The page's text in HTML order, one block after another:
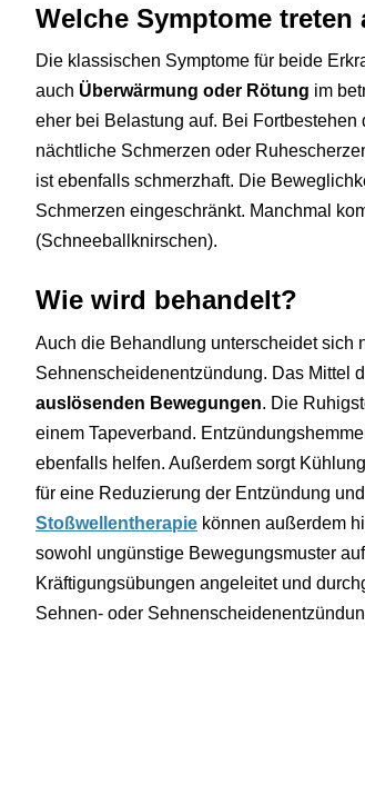
Welche Symptome treten
Die klassischen Symptome für beide
auch Überwärmung oder Rötung im
eher bei Belastung auf. Bei
nächtliche Schmerzen oder
ist ebenfalls schmerzhaft. Die
Schmerzen eingeschränkt. Manchmal
(Schneeballknirschen).
Wie wird behandelt?
Auch die Behandlung unterscheidet sich
Sehnenscheidenentzündung. Das Mittel
auslösenden Bewegungen. Die
einem Tapeverband.
ebenfalls helfen. Außerdem sorgt
für eine Reduzierung der Entzündung
Stoßwellentherapie können außerdem
sowohl ungünstige Bewegungsmuster
Kräftigungsübungen angeleitet und
Sehnen- oder